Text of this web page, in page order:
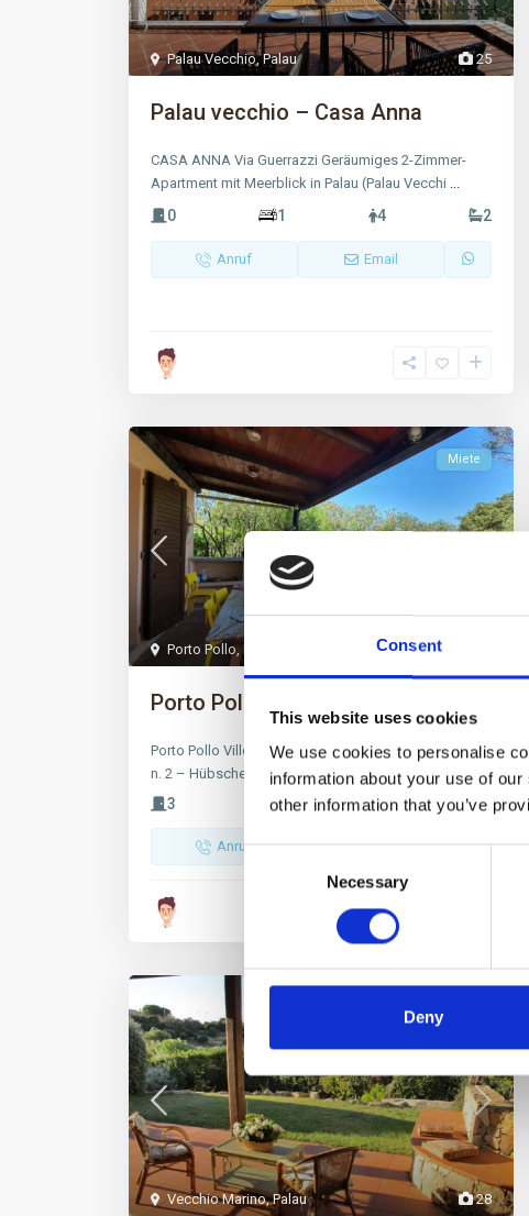
Consent
This website uses cookies
We use cookies to personalise
information about your use of
other information that you’ve
Consent
Necessary
Deny
25
Palau Vecchio,Palau
Palau vecchio – Casa Anna
CASA ANNA Via Guerrazzi Geräumiges 2-Zimmer-
Apartment mit Meerblick in Palau (Palau Vecchi ...
0 1 4 2
Anruf Email
Porto Pollo, Palau
Miete
Porto Pollo, Haus Rifiore
Porto Pollo Villetta Rifiore „Neuer Eintrag“ Via Levante
n. 2 – Hübsche Villa, kompl...
3 4 1
Anruf Email
28
Vecchio Marino,Palau